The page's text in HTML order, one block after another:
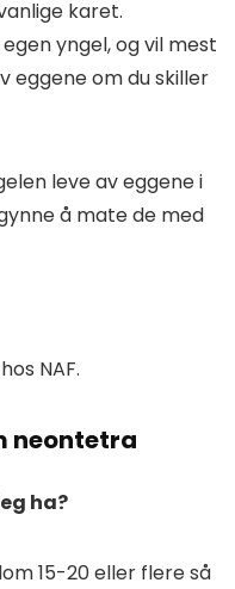
karet.
yngel, og vil mest
eggene om du skiller
leve av eggene i
å mate de med
NAF.
neontetra
ha?
15-20 eller flere så